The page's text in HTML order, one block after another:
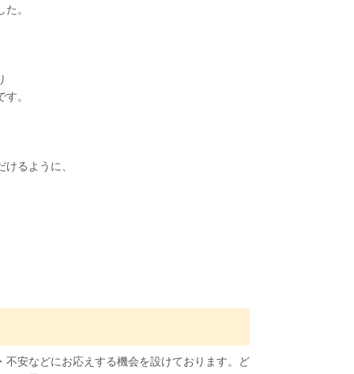
。
。
るように、
安などにお応えする機会を設けております。ど